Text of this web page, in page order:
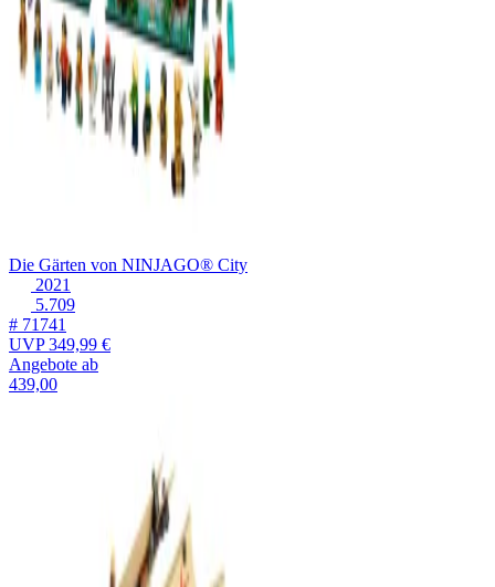
Die Gärten von NINJAGO® City
2021
5.709
# 71741
UVP349,99 €
Angebote ab
439,00